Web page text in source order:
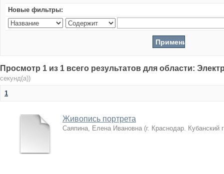
Новые фильтры:
Просмотр 1 из 1 всего результатов для области:
секунд(а))
1
Живопись портрета
Саяпина, Елена Ивановна (г. Краснодар. Кубанский